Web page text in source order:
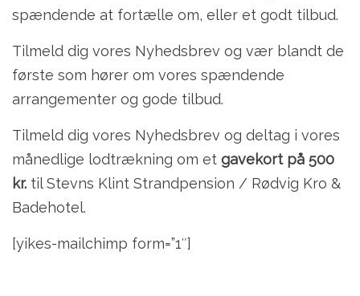
spændende at fortælle om, eller et godt tilbud.
Tilmeld dig vores Nyhedsbrev og vær blandt de
første som hører om vores spændende
arrangementer og gode tilbud.
Tilmeld dig vores Nyhedsbrev og deltag i vores
månedlige lodtrækning om et gavekort på 500
kr. til Stevns Klint Strandpension / Rødvig Kro &
Badehotel.
[yikes-mailchimp form=”1″]